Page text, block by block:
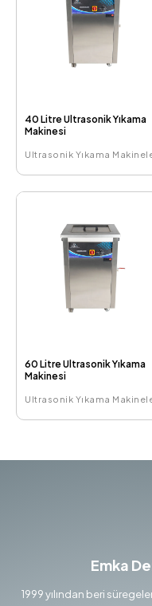
40 Litre Ultrasonik Yıkama
Makinesi
Ultrasonik Yıkama
60 Litre Ultrasonik Yıkama
Makinesi
Ultrasonik Yıkama
Emka
1999 yılından beri